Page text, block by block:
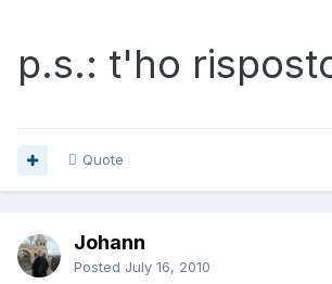
p.s.: t'ho
Quote
Johann
Posted July 16, 2010